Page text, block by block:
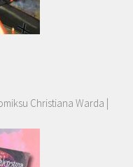
Christiana Warda |